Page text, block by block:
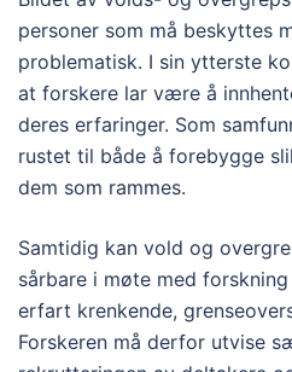
personer som må beskyttes
problematisk. I sin ytterste
at forskere lar være å
deres erfaringer. Som
rustet til både å forebygge
dem som rammes.
Samtidig kan vold og
sårbare i møte med
erfart krenkende,
Forskeren må derfor utvise